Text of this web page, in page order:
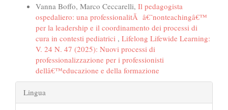
Vanna Boffo, Marco Ceccarelli, Il pedagogista
ospedaliero: una professionalitÃ â€˜nonteachingâ€™
per la leadership e il coordinamento dei processi di
cura in contesti pediatrici , Lifelong Lifewide Learning:
V. 24 N. 47 (2025): Nuovi processi di
professionalizzazione per i professionisti
dellâ€™educazione e della formazione
Lingua